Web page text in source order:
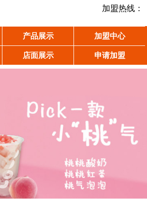
加盟热线：
产品展示 加盟中心
店面展示 申请加盟